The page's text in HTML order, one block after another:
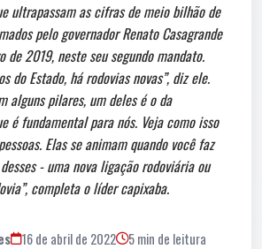
ultrapassam as cifras de meio bilhão de
pelo governador Renato Casagrande
2019, neste seu segundo mandato.
do Estado, há rodovias novas”, diz ele.
alguns pilares, um deles é o da
é fundamental para nós. Veja como isso
Elas se animam quando você faz
- uma nova ligação rodoviária ou
completa o líder capixaba.
16 de abril de 2022
5 min de leitura